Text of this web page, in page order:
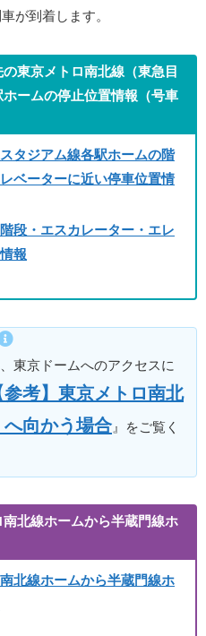
が到着します。
東京メトロ南北線（東急目
ームの停止位置情報（号車
タジアム線各駅ホームの階
ベーターに近い停車位置情
段・エスカレーター・エレ
報
東京ドームへのアクセスに
参考】東京メトロ南北
向かう場合 』をご覧く
南北線ホームから半蔵門線ホ
北線ホームから半蔵門線ホ